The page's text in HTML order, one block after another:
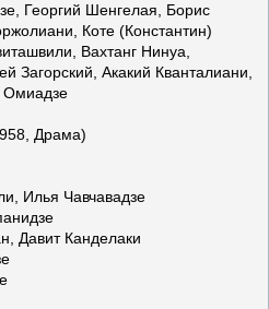
Георгий Шенгелая, Борис
Коте (Константин)
Вахтанг Нинуа,
Загорский, Акакий Кванталиани,
Омиадзе
Драма)
Илья Чавчавадзе
Давит Канделаки